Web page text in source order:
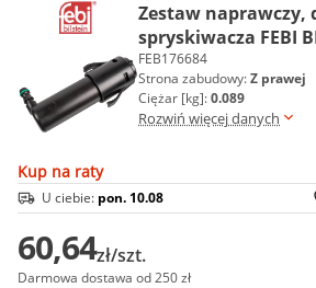
Zestaw naprawczy,
spryskiwacza FEBI
FEB176684
Strona zabudowy:Z prawej
Ciężar [kg]:0.089
Rozwiń więcej danych
Kup na raty
U ciebie: pon. 10.08
60,64zł/szt.
Darmowa dostawa od 250 zł